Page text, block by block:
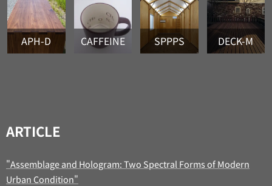
APH-D CAFFEINE SPPPS DECK-M
ARTICLE
"Assemblage and Hologram: Two Spectral Forms of Modern
Urban Condition"